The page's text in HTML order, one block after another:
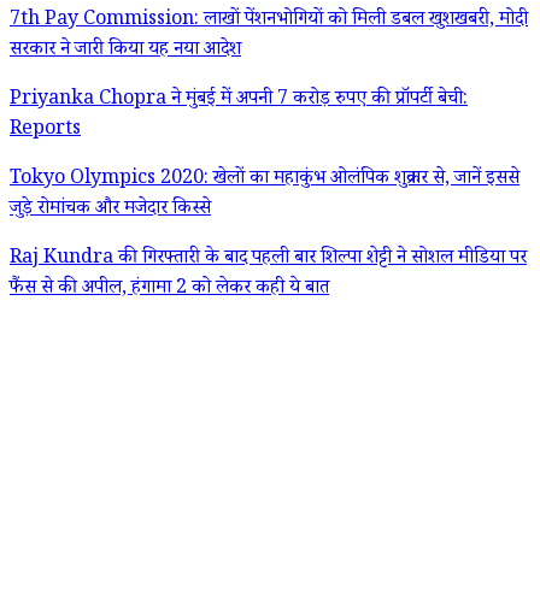
7th Pay Commission: लाखों पेंशनभोगियों को मिली डबल खुशखबरी, मोदी
सरकार ने जारी किया यह नया आदेश
Priyanka Chopra ने मुंबई में अपनी 7 करोड़ रुपए की प्रॉपर्टी बेची:
Reports
Tokyo Olympics 2020: खेलों का महाकुंभ ओलंपिक शुक्रवार से, जानें इससे
जुड़े रोमांचक और मजेदार किस्से
Raj Kundra की गिरफ्तारी के बाद पहली बार शिल्पा शेट्टी ने सोशल मीडिया पर
फैंस से की अपील, हंगामा 2 को लेकर कही ये बात